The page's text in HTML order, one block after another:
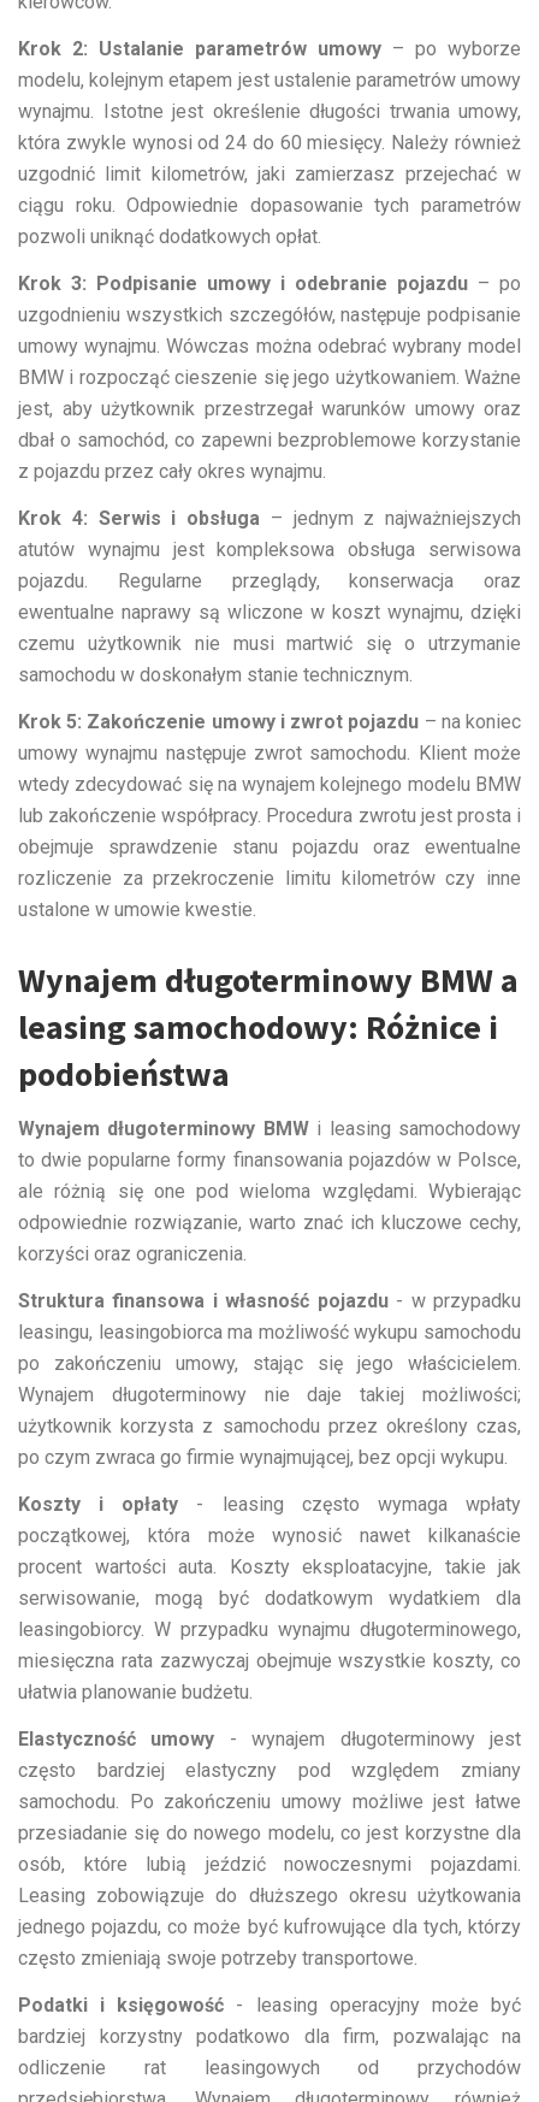
Krok 2: Ustalanie parametrów umowy – po wyborze
modelu, kolejnym etapem jest ustalenie parametrów umowy
wynajmu. Istotne jest określenie długości trwania umowy,
która zwykle wynosi od 24 do 60 miesięcy. Należy również
uzgodnić limit kilometrów, jaki zamierzasz przejechać w
ciągu roku. Odpowiednie dopasowanie tych parametrów
pozwoli uniknąć dodatkowych opłat.
Krok 3: Podpisanie umowy i odebranie pojazdu – po
uzgodnieniu wszystkich szczegółów, następuje podpisanie
umowy wynajmu. Wówczas można odebrać wybrany model
BMW i rozpocząć cieszenie się jego użytkowaniem. Ważne
jest, aby użytkownik przestrzegał warunków umowy oraz
dbał o samochód, co zapewni bezproblemowe korzystanie
z pojazdu przez cały okres wynajmu.
Krok 4: Serwis i obsługa – jednym z najważniejszych
atutów wynajmu jest kompleksowa obsługa serwisowa
pojazdu. Regularne przeglądy, konserwacja oraz
ewentualne naprawy są wliczone w koszt wynajmu, dzięki
czemu użytkownik nie musi martwić się o utrzymanie
samochodu w doskonałym stanie technicznym.
Krok 5: Zakończenie umowy i zwrot pojazdu – na koniec
umowy wynajmu następuje zwrot samochodu. Klient może
wtedy zdecydować się na wynajem kolejnego modelu BMW
lub zakończenie współpracy. Procedura zwrotu jest prosta i
obejmuje sprawdzenie stanu pojazdu oraz ewentualne
rozliczenie za przekroczenie limitu kilometrów czy inne
ustalone w umowie kwestie.
Wynajem długoterminowy BMW a
leasing samochodowy: Różnice i
podobieństwa
Wynajem długoterminowy BMWi leasing samochodowy
to dwie popularne formy finansowania pojazdów w Polsce,
ale różnią się one pod wieloma względami. Wybierając
odpowiednie rozwiązanie, warto znać ich kluczowe cechy,
korzyści oraz ograniczenia.
Struktura finansowa i własność pojazdu- w przypadku
leasingu, leasingobiorca ma możliwość wykupu samochodu
po zakończeniu umowy, stając się jego właścicielem.
Wynajem długoterminowy nie daje takiej możliwości;
użytkownik korzysta z samochodu przez określony czas,
po czym zwraca go firmie wynajmującej, bez opcji wykupu.
Koszty i opłaty - leasing często wymaga wpłaty
początkowej, która może wynosić nawet kilkanaście
procent wartości auta. Koszty eksploatacyjne, takie jak
serwisowanie, mogą być dodatkowym wydatkiem dla
leasingobiorcy. W przypadku wynajmu długoterminowego,
miesięczna rata zazwyczaj obejmuje wszystkie koszty, co
ułatwia planowanie budżetu.
Elastyczność umowy - wynajem długoterminowy jest
często bardziej elastyczny pod względem zmiany
samochodu. Po zakończeniu umowy możliwe jest łatwe
przesiadanie się do nowego modelu, co jest korzystne dla
osób, które lubią jeździć nowoczesnymi pojazdami.
Leasing zobowiązuje do dłuższego okresu użytkowania
jednego pojazdu, co może być kufrowujące dla tych, którzy
często zmieniają swoje potrzeby transportowe.
Podatki i księgowość - leasing operacyjny może być
bardziej korzystny podatkowo dla firm, pozwalając na
odliczenie rat leasingowych od przychodów